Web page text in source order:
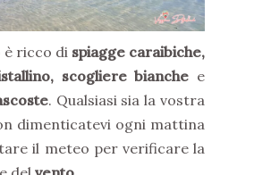
è ricco di spiagge caraibiche,
scogliere bianche e
. Qualsiasi sia la vostra
dimenticatevi ogni mattina
il meteo per verificare la